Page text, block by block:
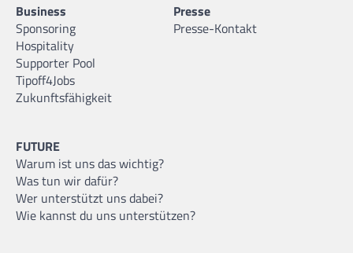
Business
Sponsoring
Hospitality
Supporter Pool
Tipoff4Jobs
Zukunftsfähigkeit
Presse
Presse-Kontakt
FUTURE
Warum ist uns das wichtig?
Was tun wir dafür?
Wer unterstützt uns dabei?
Wie kannst du uns unterstützen?